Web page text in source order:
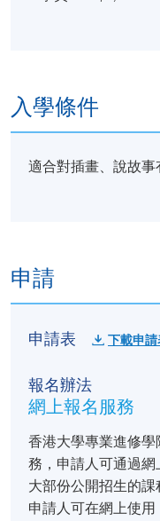
入學條件
適合對插畫、說故事
申請
申請表 下載申請
報名辦法
網上報名服務
香港大學專業進修
務，申請人可通過
大部份公開招生的課
申請人可在網上使用